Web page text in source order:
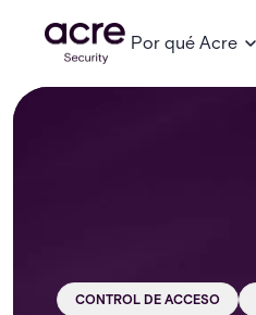
Por qué Acre
CONTROL DE ACCESO